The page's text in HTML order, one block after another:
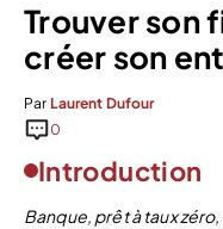
Trouver son
créer son
Par Laurent Dufour
0
Introduction
Banque, prêt à taux